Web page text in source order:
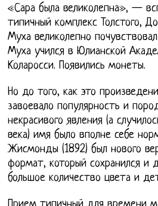
«Сара была великолепна», —
типичный комплекс Толстого,
Муха великолепно
Муха учился в Юлианской
Коларосси. Появились монеты.
Но до того, как это
завоевало популярность и
некрасивого явления (а
века) имя было вполне себе
Жисмонды (1892) был нового
формат, который сохранился и
большое количество цвета и